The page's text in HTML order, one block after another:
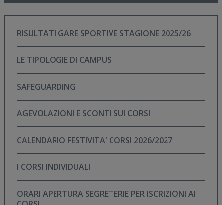
RISULTATI GARE SPORTIVE STAGIONE 2025/26
LE TIPOLOGIE DI CAMPUS
SAFEGUARDING
AGEVOLAZIONI E SCONTI SUI CORSI
CALENDARIO FESTIVITA' CORSI 2026/2027
I CORSI INDIVIDUALI
ORARI APERTURA SEGRETERIE PER ISCRIZIONI AI